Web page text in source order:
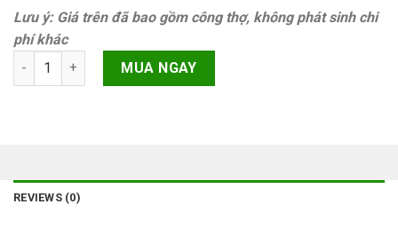
Lưu ý: Giá trên đã bao gồm công thợ, không phát sinh chi
phí khác
Cáp sạc iPhone 14 Plus chính hãng REXON quantity
MUA NGAY
REVIEWS (0)